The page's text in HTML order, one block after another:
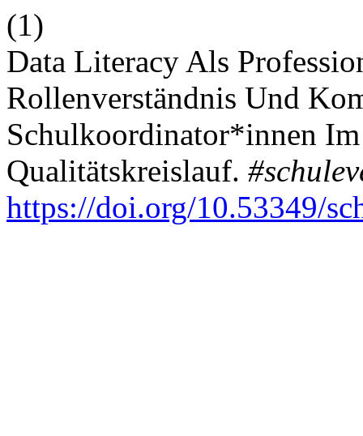
(1)
Data Literacy Als
Rollenverständnis Und
Schulkoordinator*innen
Qualitätskreislauf.
https://doi.org/10.53349/